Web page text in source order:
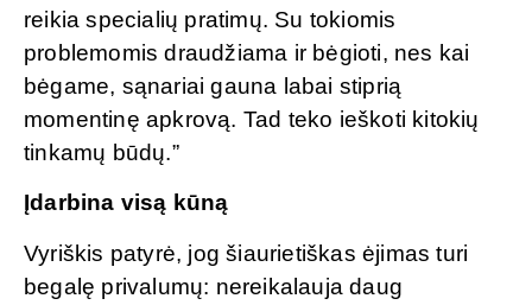
reikia specialių pratimų. Su tokiomis
problemomis draudžiama ir bėgioti, nes kai
bėgame, sąnariai gauna labai stiprią
momentinę apkrovą. Tad teko ieškoti kitokių
tinkamų būdų.”
Įdarbina visą kūną
Vyriškis patyrė, jog šiaurietiškas ėjimas turi
begalę privalumų: nereikalauja daug